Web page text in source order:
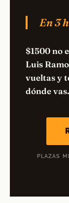
En 3
$1500 no
Luis
vueltas y
dónde vas.
PLAZAS